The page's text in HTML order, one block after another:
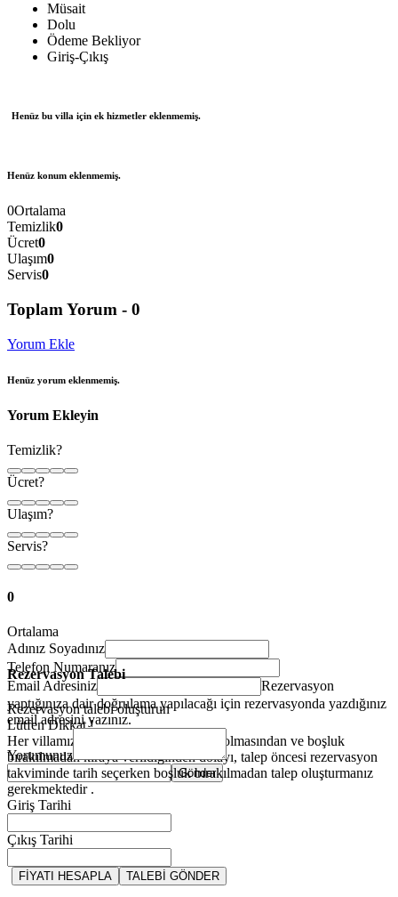
Müsait
Dolu
Ödeme Bekliyor
Giriş-Çıkış
Henüz bu villa için ek hizmetler eklenmemiş.
Henüz konum eklenmemiş.
0Ortalama
Temizlik0
Ücret0
Ulaşım0
Servis0
Toplam Yorum - 0
Yorum Ekle
Henüz yorum eklenmemiş.
Yorum Ekleyin
Temizlik?
Ücret?
Ulaşım?
Servis?
0
Ortalama
Adınız Soyadınız
Telefon Numaranız
Email Adresiniz
Rezervasyon
yaptığınıza dair doğrulama yapılacağı için rezervasyonda yazdığınız
email adresini yazınız.
Yorumunuz
Gönder
Rezervasyon Talebi
Rezervasyon talebi oluşturun
Lütfen Dikkat !
Her villamızın farklı giriş çıkış günleri olmasından ve boşluk
bırakılmadan kiraya verildiğinden dolayı, talep öncesi rezervasyon
takviminde tarih seçerken boşluk bırakılmadan talep oluşturmanız
gerekmektedir .
Giriş Tarihi
Çıkış Tarihi
FİYATI HESAPLA TALEBİ GÖNDER